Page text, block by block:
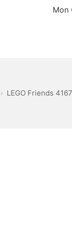
Mon
LEGO Friends